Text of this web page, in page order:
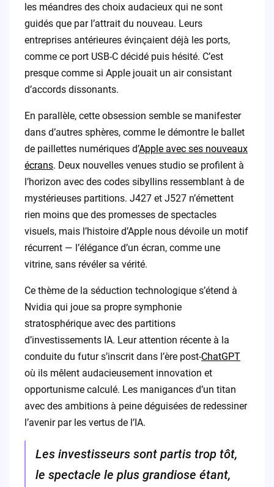
les méandres des choix audacieux qui ne sont
guidés que par l’attrait du nouveau. Leurs
entreprises antérieures évinçaient déjà les ports,
comme ce port USB-C décidé puis hésité. C’est
presque comme si Apple jouait un air consistant
d’accords dissonants.
En parallèle, cette obsession semble se manifester
dans d’autres sphères, comme le démontre le ballet
de paillettes numériques d’Apple avec ses nouveaux
écrans. Deux nouvelles venues studio se profilent à
l’horizon avec des codes sibyllins ressemblant à de
mystérieuses partitions. J427 et J527 n’émettent
rien moins que des promesses de spectacles
visuels, mais l’histoire d’Apple nous dévoile un motif
récurrent — l’élégance d’un écran, comme une
vitrine, sans révéler sa vérité.
Ce thème de la séduction technologique s’étend à
Nvidia qui joue sa propre symphonie
stratosphérique avec des partitions
d’investissements IA. Leur attention récente à la
conduite du futur s’inscrit dans l’ère post-ChatGPT
où ils mêlent audacieusement innovation et
opportunisme calculé. Les manigances d’un titan
avec des ambitions à peine déguisées de redessiner
l’avenir par les vertus de l’IA.
Les investisseurs sont partis trop tôt,
le spectacle le plus grandiose étant,